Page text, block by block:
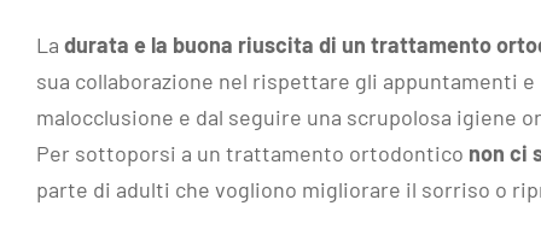
La durata e la buona riuscita di un trattamento
sua collaborazione nel rispettare gli appuntamenti
malocclusione e dal seguire una scrupolosa igiene
Per sottoporsi a un trattamento ortodontico non ci
parte di adulti che vogliono migliorare il sorriso o